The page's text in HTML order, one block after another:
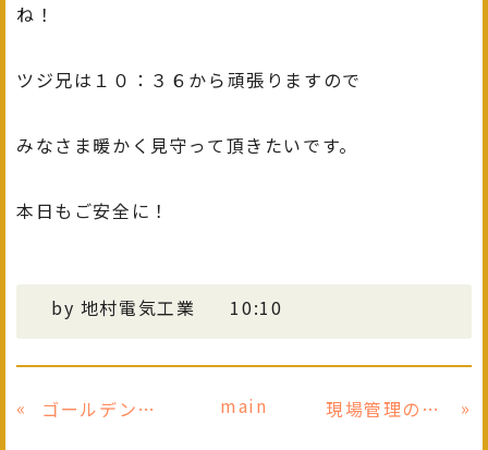
ね！
ツジ兄は１０：３６から頑張りますので
みなさま暖かく見守って頂きたいです。
本日もご安全に！
by 地村電気工業 10:10
« ゴールデンウィーク main 現場管理の仕事① »